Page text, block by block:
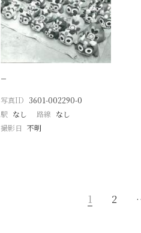
−
写真ID 3601-002290-0
駅 なし 路線 なし
撮影日 不明
1 2